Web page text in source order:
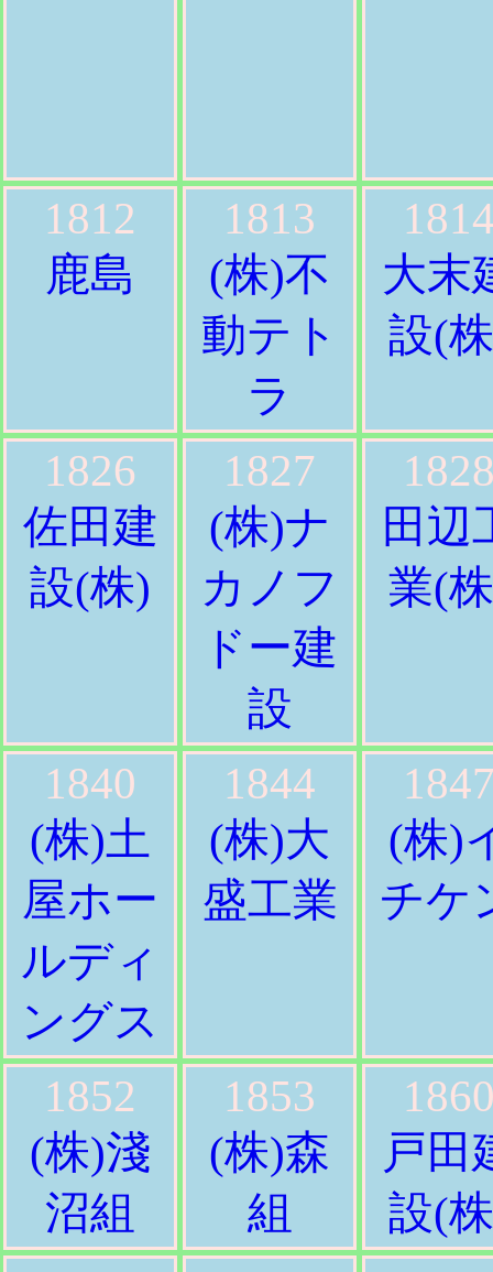
1812
鹿島
1813
(株)不
動テト
ラ
大末
設(
1826
佐田建
設(株)
1827
(株)ナ
カノフ
ドー建
設
田辺
業(
1840
(株)土
屋ホー
ルディ
ングス
1844
(株)大
盛工業
(株)
チケ
1852
(株)淺
沼組
1853
(株)森
組
戸田
設(